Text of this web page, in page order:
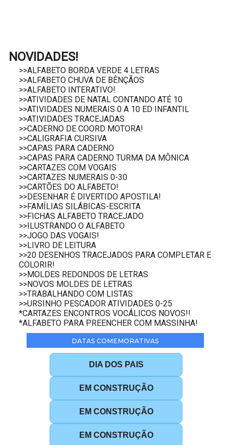
NOVIDADES!
>>ALFABETO BORDA VERDE 4 LETRAS
>>ALFABETO CHUVA DE BÊNÇÃOS
>>ALFABETO INTERATIVO!
>>ATIVIDADES DE NATAL CONTANDO ATÉ 10
>>ATIVIDADES NUMERAIS 0 A 10 ED INFANTIL
>>ATIVIDADES TRACEJADAS
>>CADERNO DE COORD MOTORA!
>>CALIGRAFIA CURSIVA
>>CAPAS PARA CADERNO
>>CAPAS PARA CADERNO TURMA DA MÔNICA
>>CARTAZES COM VOGAIS
>>CARTAZES NUMERAIS 0-30
>>CARTÕES DO ALFABETO!
>>DESENHAR É DIVERTIDO APOSTILA!
>>FAMÍLIAS SILÁBICAS-ESCRITA
>>FICHAS ALFABETO TRACEJADO
>>ILUSTRANDO O ALFABETO
>>JOGO DAS VOGAIS!
>>LIVRO DE LEITURA
>>20 DESENHOS TRACEJADOS PARA COMPLETAR E
COLORIR!
>>MOLDES REDONDOS DE LETRAS
>>NOVOS MOLDES DE LETRAS
>>TRABALHANDO COM LISTAS
>>URSINHO PESCADOR ATIVIDADES 0-25
*CARTAZES ENCONTROS VOCÁLICOS NOVOS!!
*ALFABETO PARA PREENCHER COM MASSINHA!
DATAS COMEMORATIVAS
DIA DOS PAIS
EM CONSTRUÇÃO
EM CONSTRUÇÃO
EM CONSTRUÇÃO